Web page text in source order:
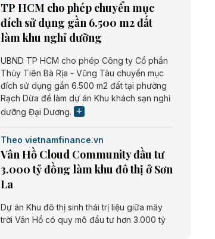
TP HCM cho phép chuyển mục
đích sử dụng gần 6.500 m2 đất
làm khu nghỉ dưỡng
UBND TP HCM cho phép Công ty Cổ phần
Thủy Tiên Bà Rịa - Vũng Tàu chuyển mục
đích sử dụng gần 6.500 m2 đất tại phường
Rạch Dừa để làm dự án Khu khách sạn nghỉ
dưỡng Đại Dương.
Theo vietnamfinance.vn
Vân Hồ Cloud Community đầu tư
3.000 tỷ đồng làm khu đô thị ở Sơn
La
Dự án Khu đô thị sinh thái trị liệu giữa mây
trời Vân Hồ có quy mô đầu tư hơn 3.000 tỷ